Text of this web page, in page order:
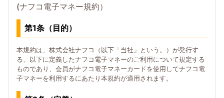
(ナフコ電子マネー規約）
第1条（目的）
本規約は、株式会社ナフコ（以下「当社」という。）が発行す
る、以下に定義したナフコ電子マネーのご利用について規定する
ものであり、会員がナフコ電子マネーカードを使用してナフコ電
子マネーを利用するにあたり本規約が適用されます。